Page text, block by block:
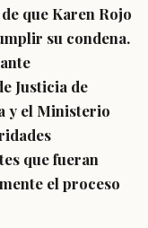
que Karen Rojo
su condena.
Justicia de
y el Ministerio
que fueran
el proceso